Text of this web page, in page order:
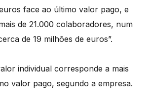
face ao último valor pago, e
de 21.000 colaboradores, num
de 19 milhões de euros”.
individual corresponde a mais
valor pago, segundo a empresa.